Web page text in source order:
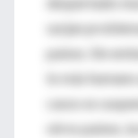
surjan
países. Sin
lo más
casos es
otros países,